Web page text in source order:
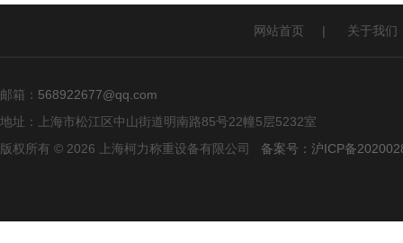
网站首页 | 关于我们
邮箱： 568922677@qq.com
地址：上海市松江区中山街道明南路85号22幢5层5232室
版权所有 © 2026 上海柯力称重设备有限公司 备案号：沪ICP备